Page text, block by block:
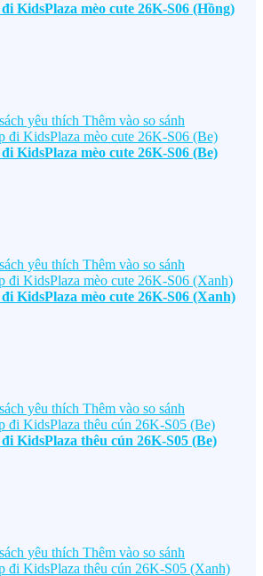
KidsPlaza mèo cute 26K-S06 (Hồng)
yêu thích Thêm vào so sánh
KidsPlaza mèo cute 26K-S06 (Be)
yêu thích Thêm vào so sánh
KidsPlaza mèo cute 26K-S06 (Xanh)
yêu thích Thêm vào so sánh
KidsPlaza thêu cún 26K-S05 (Be)
yêu thích Thêm vào so sánh